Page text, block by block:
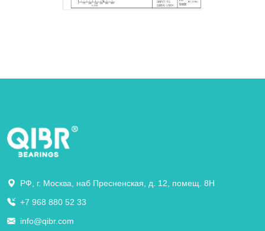
РФ, г. Москва, наб Пресненская, д. 12, помещ. 8Н
+7 968 880 52 33
info@qibr.com